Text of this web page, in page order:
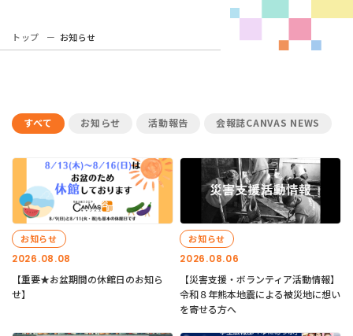
トップ お知らせ
すべて お知らせ 活動報告 会報誌CANVAS NEWS
2026.08.08
お知らせ
【重要★お盆期間の休館日のお知ら
せ】
2026.08.06
お知らせ
【災害支援・ボランティア活動情報】
令和８年熊本地震による被災地に想い
を寄せる方へ